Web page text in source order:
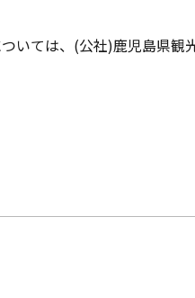
いては、(公社)鹿児島県観